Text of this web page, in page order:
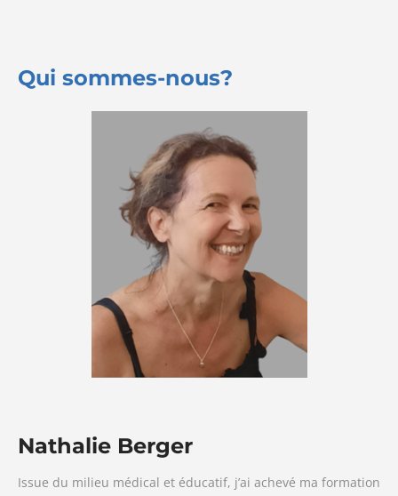
Qui sommes-nous?
Nathalie Berger
Issue du milieu médical et éducatif, j’ai achevé ma formation